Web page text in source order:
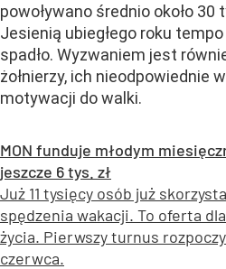
powoływano średnio około
Jesienią ubiegłego roku
spadło. Wyzwaniem jest
żołnierzy, ich nieodpowiednie
motywacji do walki.
MON funduje młodym
jeszcze 6 tys. zł
Już 11 tysięcy osób już
spędzenia wakacji. To oferta
życia. Pierwszy turnus
czerwca.